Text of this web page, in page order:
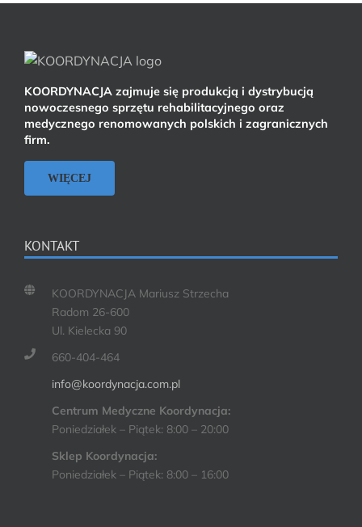
KOORDYNACJA zajmuje się produkcją i dystrybucją
nowoczesnego sprzętu rehabilitacyjnego oraz
medycznego renomowanych polskich i zagranicznych
firm.
WIĘCEJ
KONTAKT
KOORDYNACJA Mariusz Strzecha
Radom 26-600
Ul. Kielecka 90
660-404-464
info@koordynacja.com.pl
Centrum Medyczne Koordynacja:
Poniedziałek – Piątek: 8:00 – 20:00
Sklep Koordynacja:
Poniedziałek – Piątek: 8:00 – 16:00